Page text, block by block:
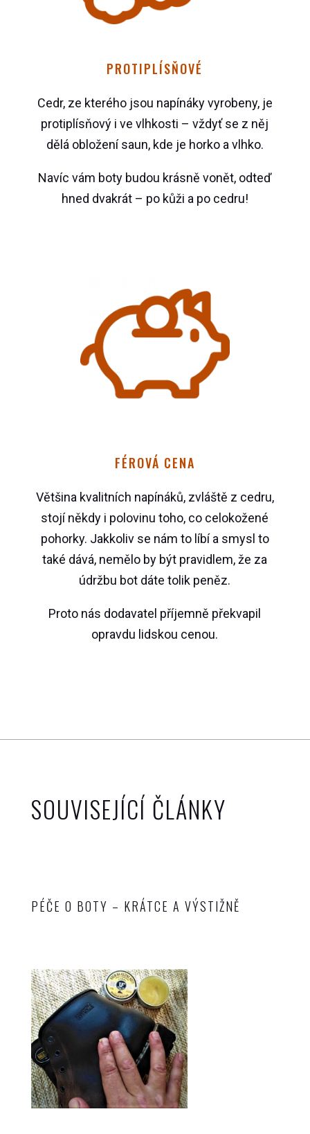
PROTIPLÍSŇOVÉ
Cedr, ze kterého jsou napínáky vyrobeny, je
protiplísňový i ve vlhkosti – vždyť se z něj
dělá obložení saun, kde je horko a vlhko.
Navíc vám boty budou krásně vonět, odteď
hned dvakrát – po kůži a po cedru!
FÉROVÁ CENA
Většina kvalitních napínáků, zvláště z cedru,
stojí někdy i polovinu toho, co celokožené
pohorky. Jakkoliv se nám to líbí a smysl to
také dává, nemělo by být pravidlem, že za
údržbu bot dáte tolik peněz.
Proto nás dodavatel příjemně překvapil
opravdu lidskou cenou.
SOUVISEJÍCÍ ČLÁNKY
PÉČE O BOTY – KRÁTCE A VÝSTIŽNĚ